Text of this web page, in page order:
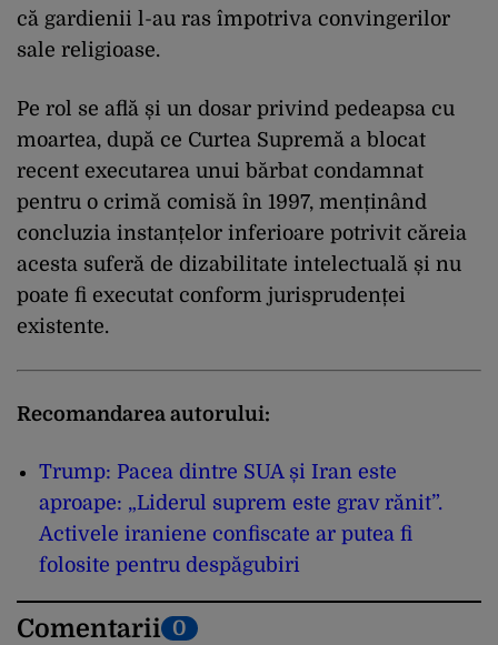
că gardienii l-au ras împotriva convingerilor
sale religioase.
Pe rol se află și un dosar privind pedeapsa cu
moartea, după ce Curtea Supremă a blocat
recent executarea unui bărbat condamnat
pentru o crimă comisă în 1997, menținând
concluzia instanțelor inferioare potrivit căreia
acesta suferă de dizabilitate intelectuală și nu
poate fi executat conform jurisprudenței
existente.
Recomandarea autorului:
Trump: Pacea dintre SUA și Iran este
aproape: „Liderul suprem este grav rănit”.
Activele iraniene confiscate ar putea fi
folosite pentru despăgubiri
Comentarii 0